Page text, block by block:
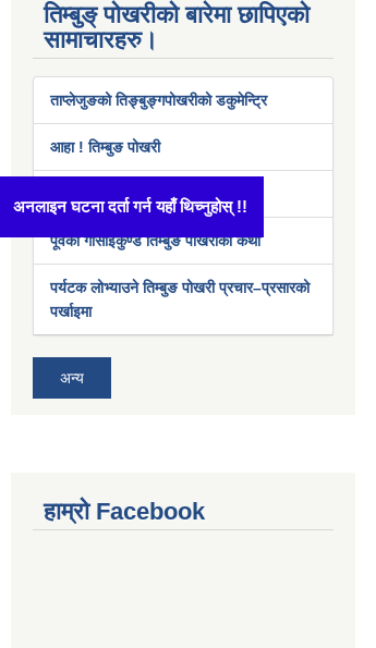
तिम्बुङ् पोखरीको बारेमा छापिएको
सामाचारहरु।
ताप्लेजुङको तिङ्बुङ्गपोखरीको डकुमेन्ट्रि
आहा ! तिम्बुङ पोखरी
पर्यटक लोभ्याउने तिम्बुङ पोखरी
पूर्वको गोसाइकुण्ड तिम्बुङ पोखरीको कथा
पर्यटक लोभ्याउने तिम्बुङ पोखरी प्रचार–प्रसारको
पर्खाइमा
अन्य
हाम्रो Facebook
अनलाइन घटना दर्ता गर्न यहाँ थिच्नुहोस् !!